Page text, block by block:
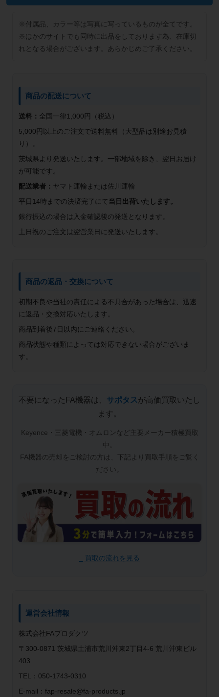
※付属品、カラー等は写真に写っているものが全てです。
※ほかのサイトでも同時に出品をしております為、在庫切
れとなる場合がございます。あらかじめご了承ください。
商品の配送について
送料： 全国一律1,000円（税込）
5,000円以上のご注文で送料無料（大型品は別途お見積
り）。
茨城県より発送いたします。一部地域を除き、翌日お届け
が可能です。
配送業者： ヤマト運輸または佐川運輸
平日14時までの決済完了にて当日出荷いたします。
銀行振込の場合は入金確認後の発送となります。
土日祝のご注文は翌営業日に発送いたします。
商品の返品・交換について
初期不良や当社の責任による不具合があった場合は、迅速
に返品・交換対応いたします。
商品到着後7日以内にご連絡ください。
商品状態や種類によっては対応できない場合がございま
す。
不要になったFA機器は、 サポタスが高価買取いたし
ます。
Keyence・三菱電機・オムロンなど主要メーカー積極買取
中。
FA機器の売却をご検討の方は、下記より買取手順をご覧く
ださい。
_ 買取の流れを見る
運営会社情報
株式会社FAプロダクツ
〒300-0871 茨城県土浦市荒川沖東2丁目4-6 荒川沖東ビル
403
TEL：050-1743-0310
E-mail：fap-resale@fa-products.jp